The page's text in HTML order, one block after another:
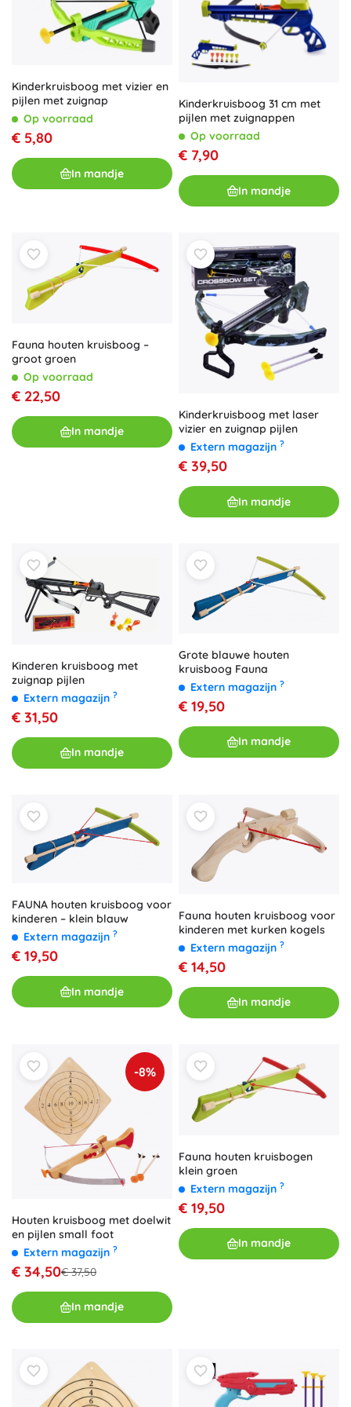
Kinderkruisboog met vizier en
pijlen met zuignap
Op voorraad
€ 5,80
In mandje
Kinderkruisboog 31 cm met
pijlen met zuignappen
Op voorraad
€ 7,90
In mandje
Fauna houten kruisboog –
groot groen
Op voorraad
€ 22,50
In mandje
Kinderkruisboog met laser
vizier en zuignap pijlen
Extern magazijn ?
€ 39,50
In mandje
Kinderen kruisboog met
zuignap pijlen
Extern magazijn ?
€ 31,50
In mandje
Grote blauwe houten
kruisboog Fauna
Extern magazijn ?
€ 19,50
In mandje
FAUNA houten kruisboog voor
kinderen – klein blauw
Extern magazijn ?
€ 19,50
In mandje
Fauna houten kruisboog voor
kinderen met kurken kogels
Extern magazijn ?
€ 14,50
In mandje
-8%
Houten kruisboog met doelwit
en pijlen small foot
Extern magazijn ?
€ 34,50€ 37,50
In mandje
Fauna houten kruisbogen
klein groen
Extern magazijn ?
€ 19,50
In mandje